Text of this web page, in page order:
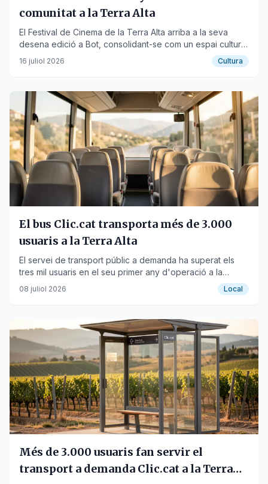
comunitat a la Terra Alta
El Festival de Cinema de la Terra Alta arriba a la seva
desena edició a Bot, consolidant-se com un espai cultural
propi amb projeccions, formació i trobades professionals.
16 juliol 2026 Cultura
El bus Clic.cat transporta més de 3.000
usuaris a la Terra Alta
El servei de transport públic a demanda ha superat els
tres mil usuaris en el seu primer any d'operació a la
comarca.
08 juliol 2026 Local
Més de 3.000 usuaris fan servir el
transport a demanda Clic.cat a la Terra